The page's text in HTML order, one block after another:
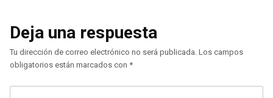
Deja una respuesta
Tu dirección de correo electrónico no será publicada. Los campos
obligatorios están marcados con *